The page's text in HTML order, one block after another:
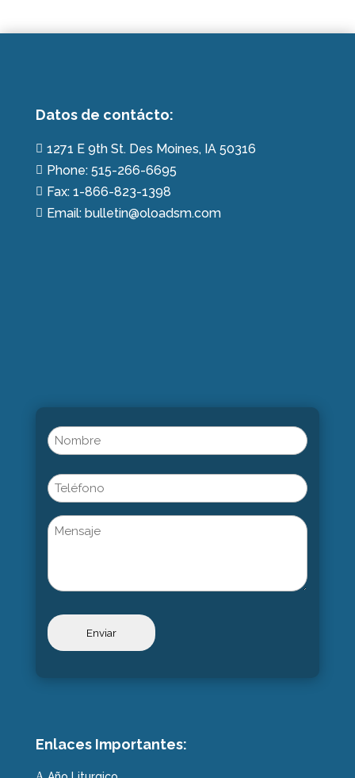
Datos de contácto:
 1271 E 9th St. Des Moines, IA 50316
 Phone: 515-266-6695
 Fax: 1-866-823-1398
 Email: bulletin@oloadsm.com
Name
(Obligatorio)
Phone
Untitled
Enlaces Importantes: